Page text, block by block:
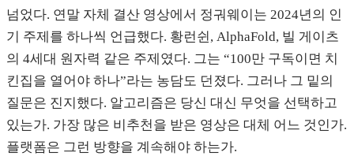
넘었다. 연말 자체 결산 영상에서 정궈웨이는 2024년의 인
기 주제를 하나씩 언급했다. 황런쉰, AlphaFold, 빌 게이츠
의 4세대 원자력 같은 주제였다. 그는 “100만 구독이면 치
킨집을 열어야 하나”라는 농담도 던졌다. 그러나 그 밑의
질문은 진지했다. 알고리즘은 당신 대신 무엇을 선택하고
있는가. 가장 많은 비추천을 받은 영상은 대체 어느 것인가.
플랫폼은 그런 방향을 계속해야 하는가.